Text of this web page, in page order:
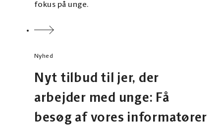
fokus på unge.
Nyhed
Nyt tilbud til jer, der
arbejder med unge: Få
besøg af vores informatører